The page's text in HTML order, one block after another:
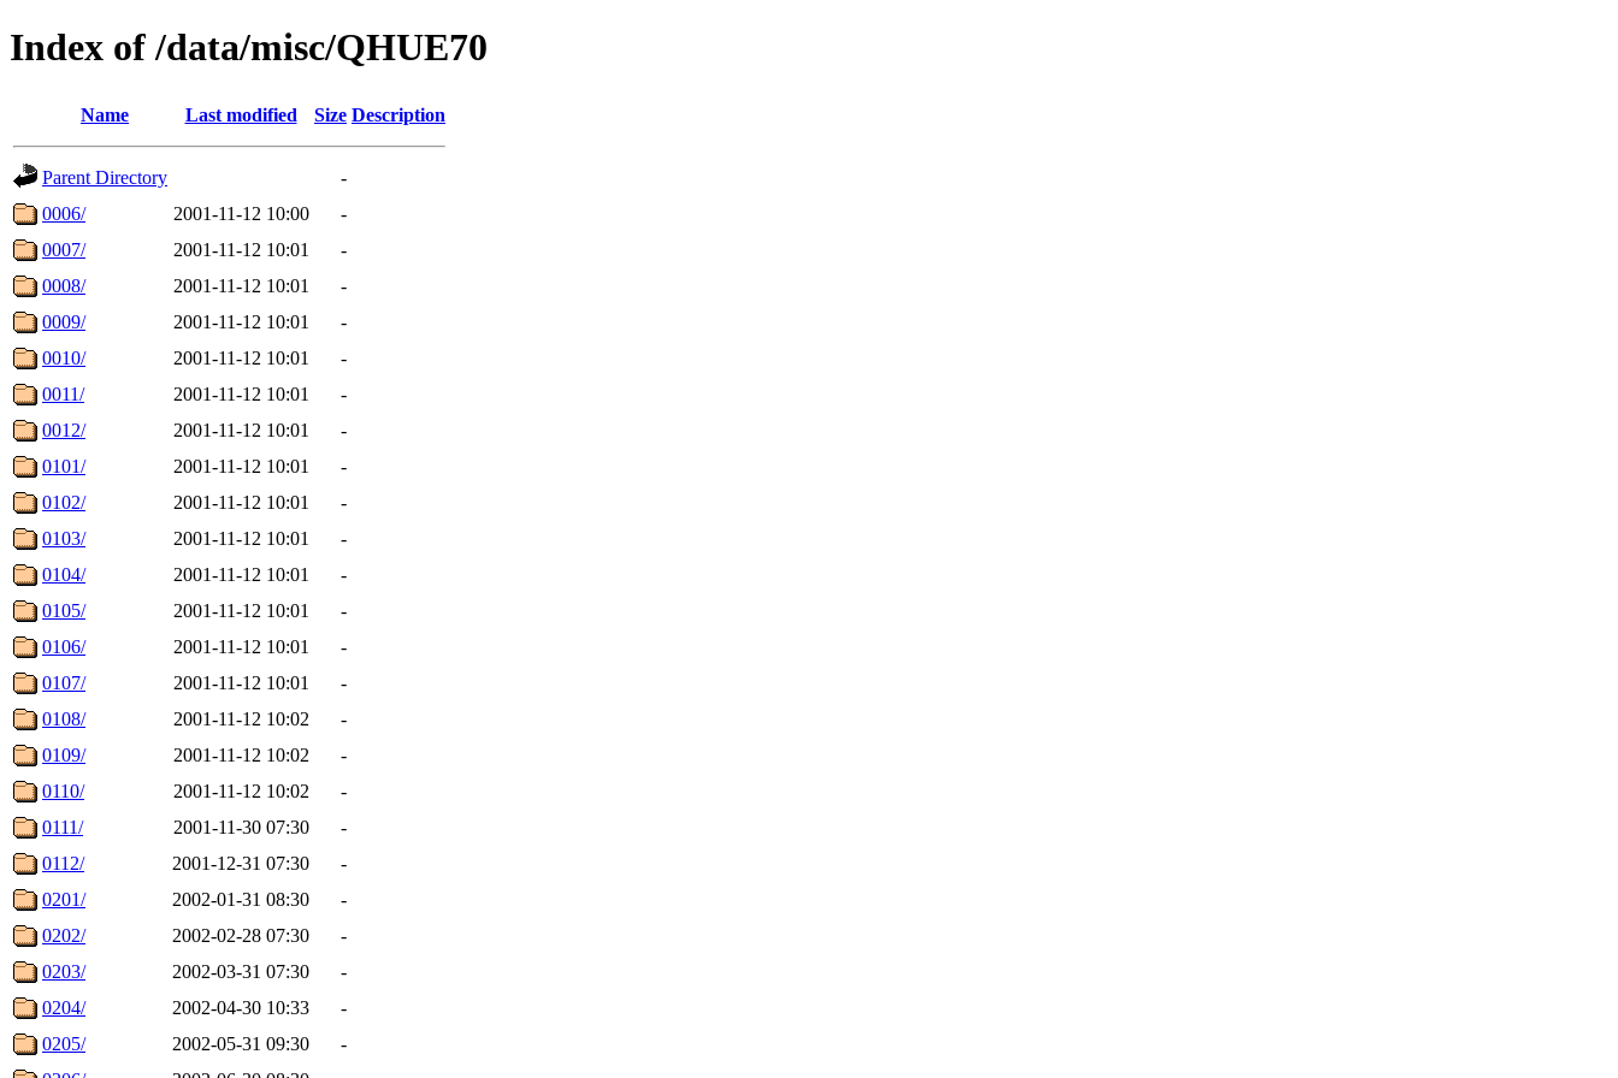
Index of /data/misc/QHUE70
Name Last modified Size Description
Parent Directory
-
0006/
2001-11-12 10:00
-
0007/
2001-11-12 10:01
-
0008/
2001-11-12 10:01
-
0009/
2001-11-12 10:01
-
0010/
2001-11-12 10:01
-
0011/
2001-11-12 10:01
-
0012/
2001-11-12 10:01
-
0101/
2001-11-12 10:01
-
0102/
2001-11-12 10:01
-
0103/
2001-11-12 10:01
-
0104/
2001-11-12 10:01
-
0105/
2001-11-12 10:01
-
0106/
2001-11-12 10:01
-
0107/
2001-11-12 10:01
-
0108/
2001-11-12 10:02
-
0109/
2001-11-12 10:02
-
0110/
2001-11-12 10:02
-
0111/
2001-11-30 07:30
-
0112/
2001-12-31 07:30
-
0201/
2002-01-31 08:30
-
0202/
2002-02-28 07:30
-
0203/
2002-03-31 07:30
-
0204/
2002-04-30 10:33
-
0205/
2002-05-31 09:30
-